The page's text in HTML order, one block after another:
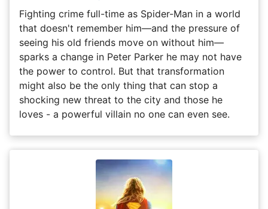
Fighting crime full-time as Spider-Man in a world
that doesn't remember him—and the pressure of
seeing his old friends move on without him—
sparks a change in Peter Parker he may not have
the power to control. But that transformation
might also be the only thing that can stop a
shocking new threat to the city and those he
loves - a powerful villain no one can even see.